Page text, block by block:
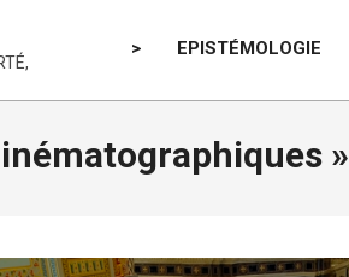
> EPISTÉMOLOGIE
»